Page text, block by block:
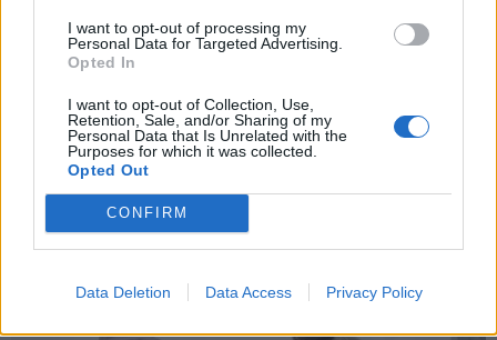
I want to opt-out of processing my
Personal Data for Targeted Advertising.
Opted In
I want to opt-out of Collection, Use,
Retention, Sale, and/or Sharing of my
Personal Data that Is Unrelated with the
Purposes for which it was collected.
Opted Out
CONFIRM
Data Deletion Data Access Privacy Policy
Solformørkelse og stjerneskud samme aften
Samtidig topper meteorsværmen Perseiderne,
som under gode forhold kan sende op mod 150
stjerneskud over himlen i timen.
Dermed kan nordjyder være heldige at opleve
både Solen, Månen og stjerneskud på én og
rundt på gangene, fordi forskellen på nat og dag
er udvisket. En anden vil gentagne gange "hjem",
mens en tredje er fanget i hallucinationer og har
brug for nærvær. Det er hverdagen mange steder.
Det kan vi ikke være bekendt – hverken over for
de ældre eller de ansatte, siger Tanja Nielsen.
Store geografiske forskelle
65 år eller derover med demens pr. 1. januar
2025. Det svarer til knap fire procent af
Shopping
Mad & drikke
Nyeste